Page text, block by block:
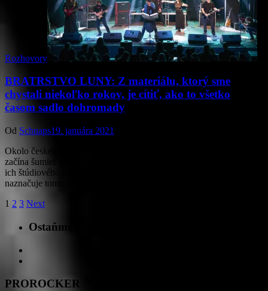
Rozhovory
BRATRSTVO LUNY: Z materiálu, ktorý sme
chystali niekoľko rokov, je cítiť, ako to všetko
časom sadlo dohromady
Od Schnaps19. januára 2021
Okolo českého gotického zoskupenia BRATRSTVO LUNY to
začína šumieť a vlny napätia sa dvíhajú čoraz vyššie. Od vydania
ich štúdiového albumu Carpe Diem ubehlo už šesť rokov a všetko
naznačuje tomu, že…
1 2 3 Next
Ostaňme v kontakte
PROROCKER